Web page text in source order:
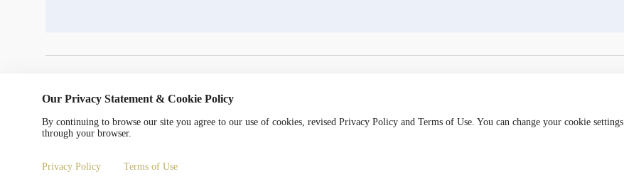
© China Radio International.CRI. All Rights Reserved. 16A Shijingshan Road, Beijing, China. 100040
Our Privacy Statement & Cookie Policy
By continuing to browse our site you agree to our use of cookies, revised Privacy Policy and Terms of Use. You can change your cookie settings
through your browser.
Privacy Policy Terms of Use